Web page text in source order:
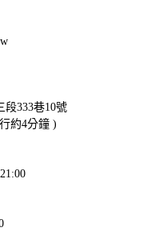
段333巷10號
約4分鐘 )